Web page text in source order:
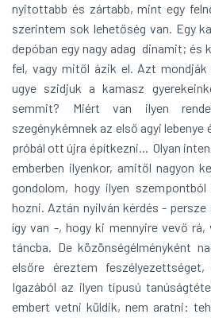
nyitottabb és zártabb, mint egy
szerintem sok lehetőség van. Egy
depóban egy nagy adag dinamit; és
fel, vagy mitől ázik el. Azt
ugye szidjuk a kamasz
semmit? Miért van ilyen
szegénykémnek az első agyi
próbál ott újra építkezni... Olyan
emberben ilyenkor, amitől nagyon
gondolom, hogy ilyen
hozni. Aztán nyilván kérdés -
így van -, hogy ki mennyire vevő rá,
táncba. De közönségélményként
elsőre éreztem
Igazából az ilyen típusú
embert vetni küldik, nem aratni: